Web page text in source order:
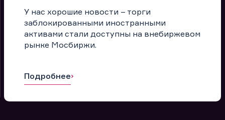
У нас хорошие новости – торги
заблокированными иностранными
активами стали доступны на внебиржевом
рынке Мосбиржи.
Подробнее